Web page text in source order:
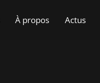
À propos Actus